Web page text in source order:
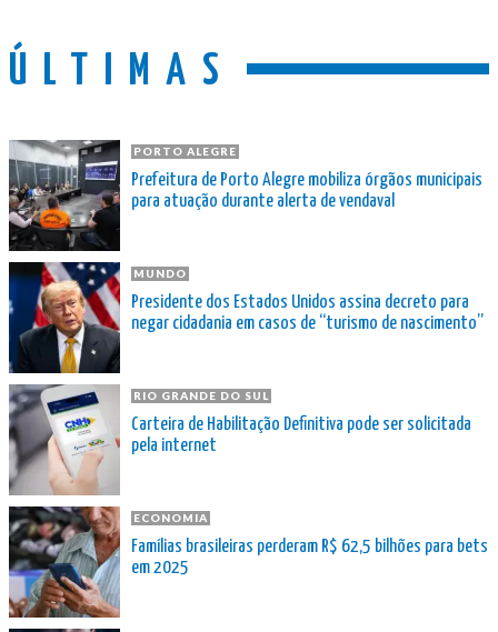
ÚLTIMAS
PORTO ALEGRE
Prefeitura de Porto Alegre mobiliza órgãos municipais
para atuação durante alerta de vendaval
MUNDO
Presidente dos Estados Unidos assina decreto para
negar cidadania em casos de “turismo de nascimento”
RIO GRANDE DO SUL
Carteira de Habilitação Definitiva pode ser solicitada
pela internet
ECONOMIA
Famílias brasileiras perderam R$ 62,5 bilhões para bets
em 2025